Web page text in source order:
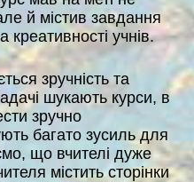
й містив завдання
креативності учнів.
зручність та
шукають курси, в
зручно
багато зусиль для
що вчителі дуже
містить сторінки